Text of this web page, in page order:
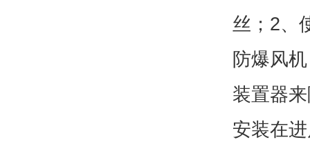
丝；2、
防爆风
装置器
安装在